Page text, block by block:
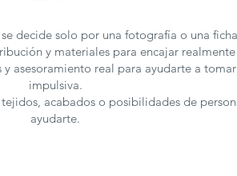
decide solo por una fotografía o una
y materiales para encajar
asesoramiento real para ayudarte a
impulsiva.
acabados o posibilidades de
ayudarte.